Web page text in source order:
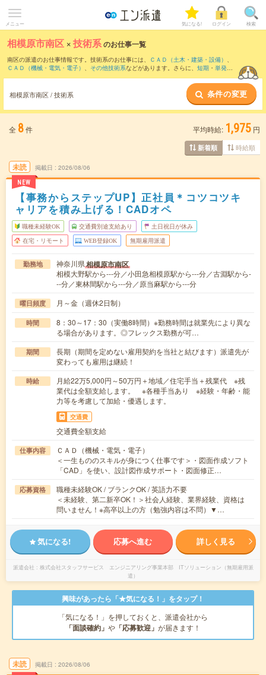
メニュー 気になる! ログイン 検索
相模原市南区 ×技術系のお仕事一覧
南区の派遣のお仕事情報です。技術系のお仕事には、 ＣＡＤ（土木・建築・設備） 、
ＣＡＤ（機械・電気・電子） 、 その他技術系などがあります。さらに、 短期 ・ 単発な
相模原市南区 / 技術系 条件の変更
全 8件 平均時給: 1,975 円
新着順 時給順
未読
NEW
掲載日 2026/08/06
【事務からステップUP】正社員＊コツコツキ
ャリアを積み上げる！CADオペ
職種未経験OK 交通費別途支給あり 土日祝日が休み
在宅・リモート WEB登録OK 無期雇用派遣
勤務地 神奈川県相模原市南区
相模大野駅から---分／小田急相模原駅から---分／古淵駅から-
--分／東林間駅から---分／原当麻駅から---分
曜日頻度 月～金（週休2日制）
時間
8：30～17：30（実働8時間）※勤務時間は就業先により異な
る場合があります。◎フレックス勤務が可…
期間
長期（期間を定めない雇用契約を当社と結びます）派遣先が
変わっても雇用は継続！
時給
月給22万5,000円～50万円＋地域／住宅手当＋残業代 ※残
業代は全額支給します。 ※各種手当あり ※経験・年齢・能
力等を考慮して加給・優遇します。
交通費
交通費全額支給
仕事内容
ＣＡＤ（機械・電気・電子）
＜一生もののスキルが身につく仕事です＞・図面作成ソフト
「CAD」を使い、設計図作成サポート・図面修正…
応募資格
職種未経験OK / ブランクOK / 英語力不要
＜未経験、第二新卒OK！＞社会人経験、業界経験、資格は
問いません！※高卒以上の方（勉強内容は不問）▼…
気になる! 応募へ進む 詳しく見る
派遣会社
株式会社スタッフサービス エンジニアリング事業本部 ITソリューション（無期雇用派
遣）
興味があったら「★気になる！」をタップ！
「気になる！」を押しておくと、派遣会社から
「面談確約」 や 「応募歓迎」 が届きます！
未読 掲載日 2026/08/06